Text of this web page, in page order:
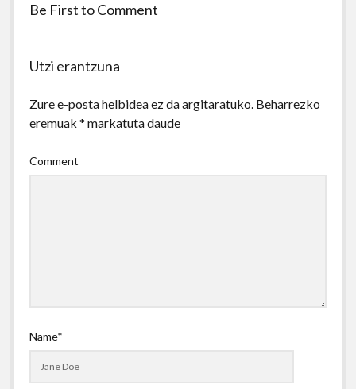
Be First to Comment
Utzi erantzuna
Zure e-posta helbidea ez da argitaratuko. Beharrezko
eremuak * markatuta daude
Comment
Name*